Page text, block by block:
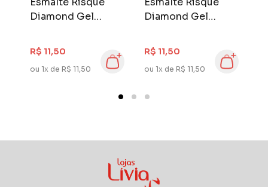
Diamond Gel
Euforia Lilas
R$ 11,50
ou 1x de R$ 11,50
Diamond Gel
Top Coat
R$ 11,50
ou 1x de R$ 11,50